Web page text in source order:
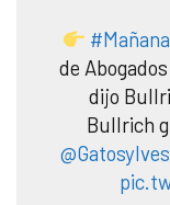
de
dijo
Bullrich